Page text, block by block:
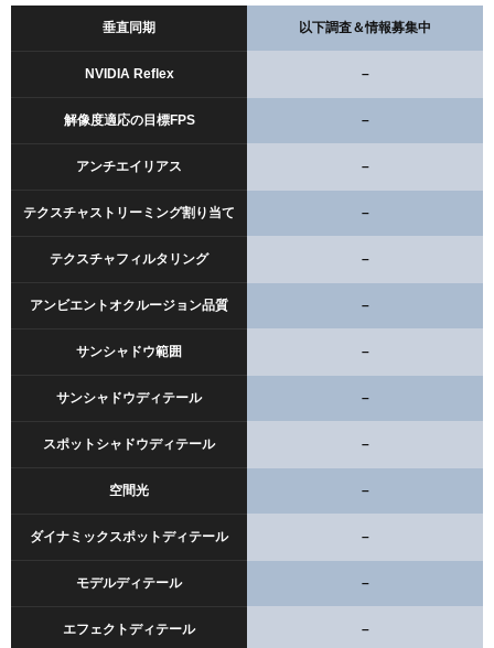
垂直同期 以下調査＆情報募集中
NVIDIA Reflex –
解像度適応の目標FPS –
アンチエイリアス –
テクスチャストリーミング割り当て –
テクスチャフィルタリング –
アンビエントオクルージョン品質 –
サンシャドウ範囲 –
サンシャドウディテール –
スポットシャドウディテール –
空間光 –
ダイナミックスポットディテール –
モデルディテール –
エフェクトディテール –